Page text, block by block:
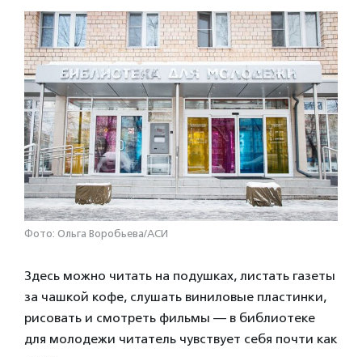
Фото: Ольга Воробьева/АСИ
Здесь можно читать на подушках, листать газеты
за чашкой кофе, слушать виниловые пластинки,
рисовать и смотреть фильмы — в библиотеке
для молодежи читатель чувствует себя почти как